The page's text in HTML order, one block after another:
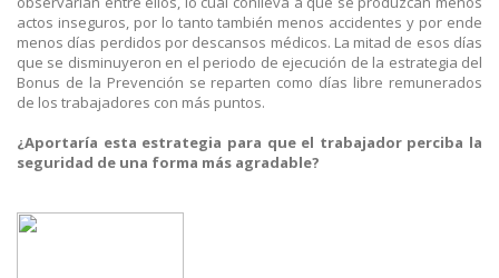
actos inseguros, por lo tanto también menos accidentes y por ende
menos días perdidos por descansos médicos. La mitad de esos días
que se disminuyeron en el periodo de ejecución de la estrategia del
Bonus de la Prevención se reparten como días libre remunerados
de los trabajadores con más puntos.
¿Aportaría esta estrategia para que el trabajador perciba la
seguridad de una forma más agradable?